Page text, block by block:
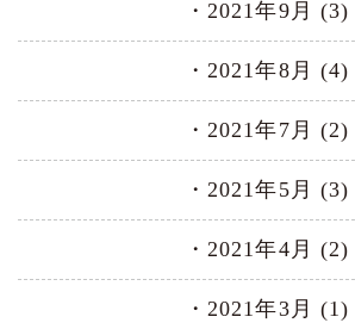
2021年9月 (3)
2021年8月 (4)
2021年7月 (2)
2021年5月 (3)
2021年4月 (2)
2021年3月 (1)